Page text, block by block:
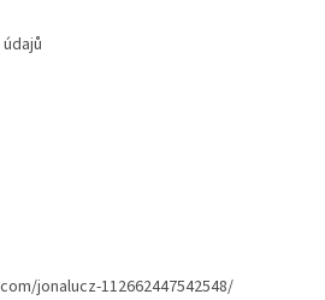
jonalucz-112662447542548/